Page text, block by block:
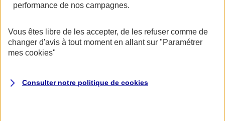
performance de nos campagnes.
Vous êtes libre de les accepter, de les refuser comme de
changer d'avis à tout moment en allant sur "Paramétrer
mes cookies"
Consulter notre politique de cookies